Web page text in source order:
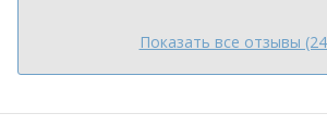
Показать все отзывы